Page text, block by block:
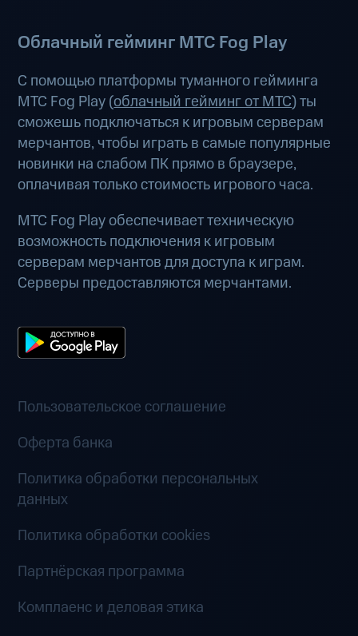
Облачный гейминг МТС Fog Play
С помощью платформы туманного гейминга
МТС Fog Play (облачный гейминг от МТС) ты
сможешь подключаться к игровым серверам
мерчантов, чтобы играть в самые популярные
новинки на слабом ПК прямо в браузере,
оплачивая только стоимость игрового часа.
МТС Fog Play обеспечивает техническую
возможность подключения к игровым
серверам мерчантов для доступа к играм.
Серверы предоставляются мерчантами.
Пользовательское соглашение
Оферта банка
Политика обработки персональных
данных
Политика обработки cookies
Партнёрская программа
Комплаенс и деловая этика